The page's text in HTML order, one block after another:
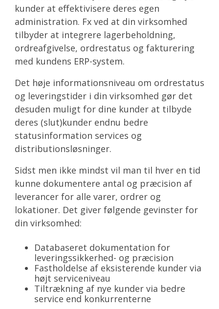
kunder at effektivisere deres egen
administration. Fx ved at din virksomhed
tilbyder at integrere lagerbeholdning,
ordreafgivelse, ordrestatus og fakturering
med kundens ERP-system.
Det høje informationsniveau om ordrestatus
og leveringstider i din virksomhed gør det
desuden muligt for dine kunder at tilbyde
deres (slut)kunder endnu bedre
statusinformation services og
distributionsløsninger.
Sidst men ikke mindst vil man til hver en tid
kunne dokumentere antal og præcision af
leverancer for alle varer, ordrer og
lokationer. Det giver følgende gevinster for
din virksomhed:
Databaseret dokumentation for
leveringssikkerhed- og præcision
Fastholdelse af eksisterende kunder via
højt serviceniveau
Tiltrækning af nye kunder via bedre
service end konkurrenterne